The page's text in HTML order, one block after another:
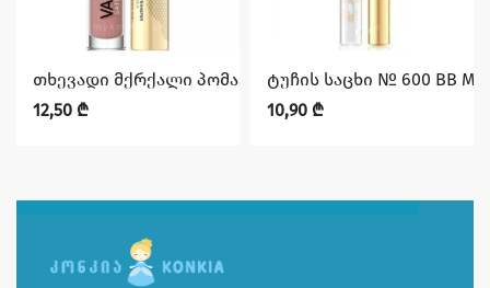
თხევადი მქრქალი პომადა ჰიალურონის მჟავით No10
12,50 ₾
ტუჩის საცხი № 600 BB
10,90 ₾